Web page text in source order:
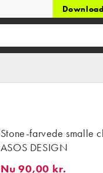
Stone-farvede smalle
ASOS DESIGN
Nu 90,00 kr.. Bedste
Nu 90,00 kr.